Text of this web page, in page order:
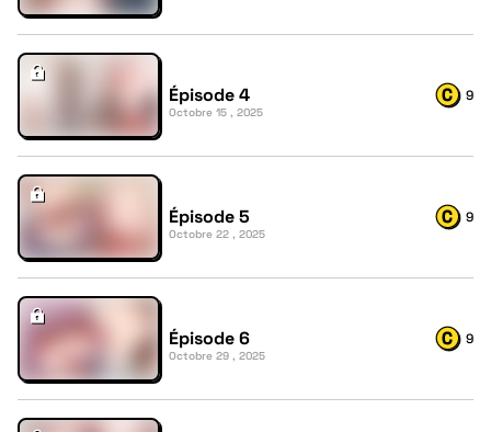
Épisode 4
Octobre 15 , 2025
9
Épisode 5
Octobre 22 , 2025
9
Épisode 6
Octobre 29 , 2025
9